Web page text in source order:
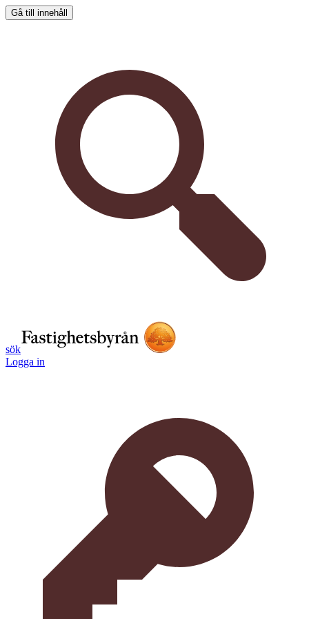
Gå till innehåll
sök
Logga in